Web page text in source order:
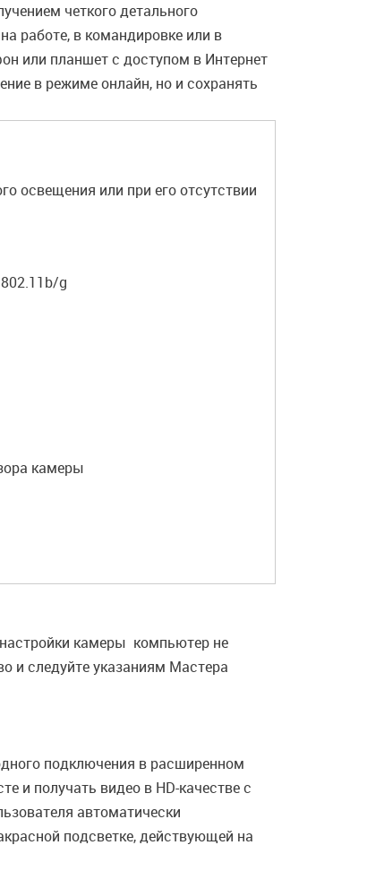
четкого детального
работе, в командировке или в
или планшет с доступом в Интернет
в режиме онлайн, но и сохранять
освещения или при его отсутствии
g
камеры
камеры компьютер не
и следуйте указаниям Мастера
подключения в расширенном
и получать видео в HD-качестве с
автоматически
подсветке, действующей на